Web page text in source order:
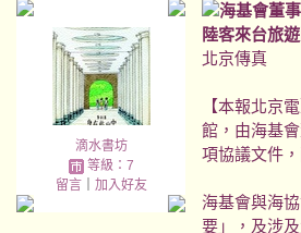
滴水書坊
等級：7
留言｜ 加入好友
海基會董
陸客來台旅
北京傳真
【本報北京
館，由海基
項協議文件
海基會與海
要」，及涉